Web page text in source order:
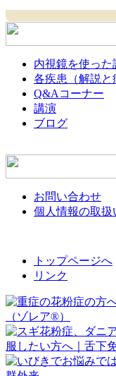
内視鏡を使った
各疾患（解説と
Q&Aコーナー
講演
ブログ
お問い合わせ
個人情報の取扱
トップページへ
リンク